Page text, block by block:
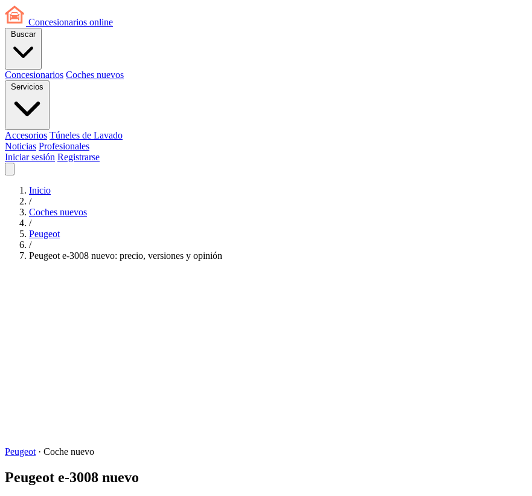
Concesionarios online
Buscar
Concesionarios Coches nuevos
Servicios
Accesorios Túneles de Lavado
Noticias Profesionales
Iniciar sesión Registrarse
Inicio
/
Coches nuevos
/
Peugeot
/
Peugeot e-3008 nuevo: precio, versiones y opinión
Peugeot · Coche nuevo
Peugeot e-3008 nuevo